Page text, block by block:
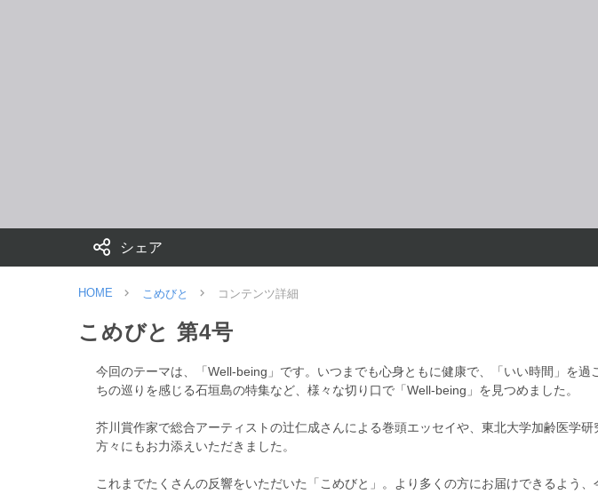
シェア
HOME こめびと コンテンツ詳細
こめびと 第4号
今回のテーマは、「Well-being」です。いつまでも心身ともに健康で、「いい時間」を
ちの巡りを感じる石垣島の特集など、様々な切り口で「Well-being」を見つめました。
芥川賞作家で総合アーティストの辻仁成さんによる巻頭エッセイや、東北大学加齢医学
方々にもお力添えいただきました。
これまでたくさんの反響をいただいた「こめびと」。より多くの方にお届けできるよう